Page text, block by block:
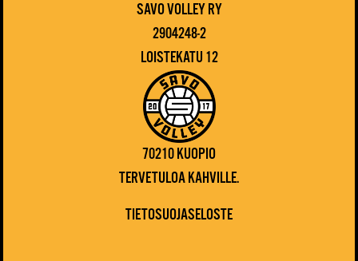
SAVO VOLLEY RY
2904248-2
LOISTEKATU 12
70210 KUOPIO
TERVETULOA KAHVILLE.
TIETOSUOJASELOSTE